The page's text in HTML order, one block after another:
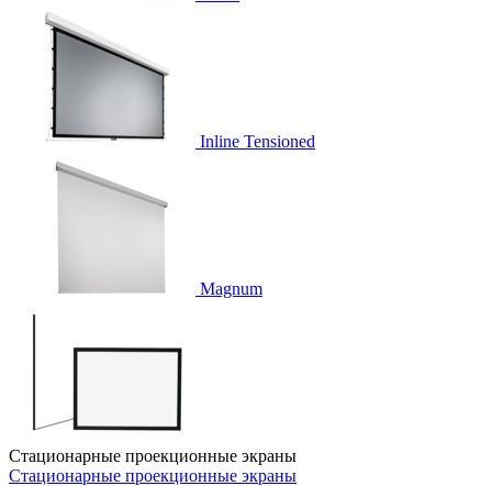
Inline Tensioned
Magnum
Стационарные проекционные экраны
Стационарные проекционные экраны